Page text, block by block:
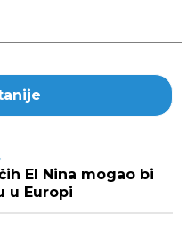
El Nina mogao bi
u Europi